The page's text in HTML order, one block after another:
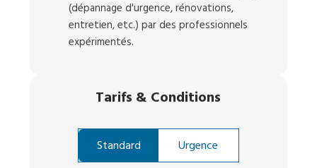
(dépannage d'urgence, rénovations,
entretien, etc.) par des professionnels
expérimentés.
Tarifs & Conditions
Standard Urgence